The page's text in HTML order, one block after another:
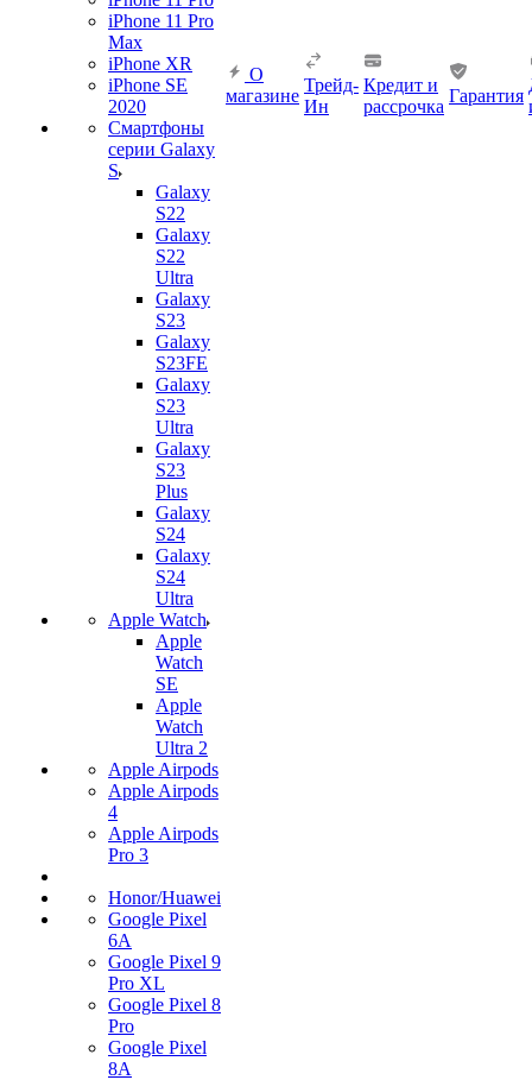
iPhone 11 Pro
Max
iPhone XR
iPhone SE
2020
Смартфоны
серии Galaxy
S
Galaxy
S22
Galaxy
S22
Ultra
Galaxy
S23
Galaxy
S23FE
Galaxy
S23
Ultra
Galaxy
S23
Plus
Galaxy
S24
Galaxy
S24
Ultra
Apple Watch
Apple
Watch
SE
Apple
Watch
Ultra 2
Apple Airpods
Apple Airpods
4
Apple Airpods
Pro 3
Honor/Huawei
Google Pixel
6A
Google Pixel 9
Pro XL
Google Pixel 8
Pro
Google Pixel
8A
О
магазине
Трейд-
Ин
Кредит и
рассрочка
Гарантия